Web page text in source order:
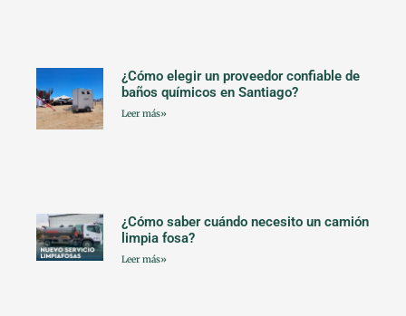
¿Cómo elegir un proveedor confiable de
baños químicos en Santiago?
Leer más»
¿Cómo saber cuándo necesito un camión
limpia fosa?
Leer más»